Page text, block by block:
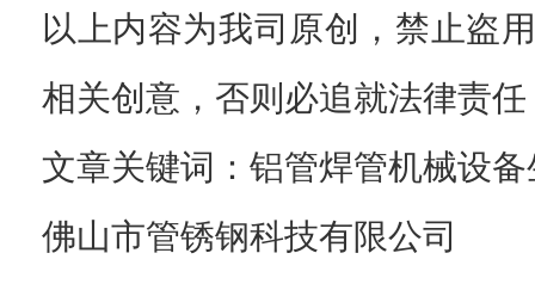
以上内容为我司原创，禁止盗
相关创意，否则必追就法律责任
文章关键词：铝管焊管机械设
佛山市管锈钢科技有限公司